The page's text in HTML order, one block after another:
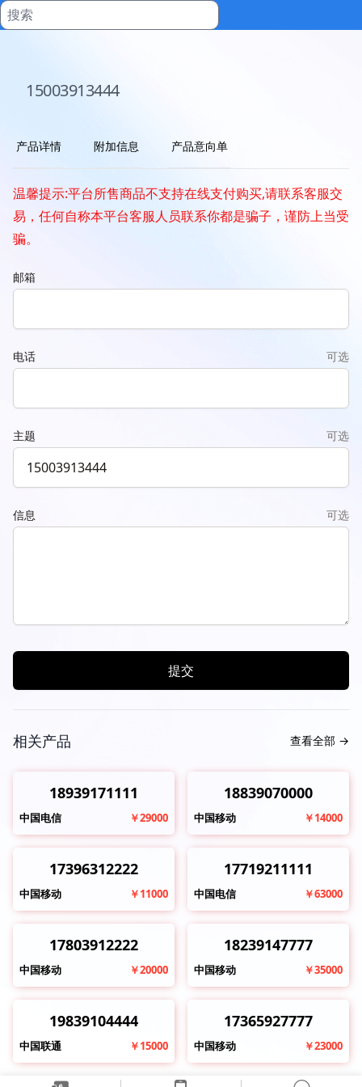
15003913444
产品详情 附加信息 产品意向单
温馨提示:平台所售商品不支持在线支付购买,请联系客服交
易，任何自称本平台客服人员联系你都是骗子，谨防上当受
骗。
邮箱
电话 可选
主题 可选
信息 可选
提交
相关产品 查看全部 →
18939171111
中国电信 ￥29000
18839070000
中国移动 ￥14000
17396312222
中国移动 ￥11000
17719211111
中国电信 ￥63000
17803912222
中国移动 ￥20000
18239147777
中国移动 ￥35000
19839104444
中国联通 ￥15000
17365927777
中国移动 ￥23000